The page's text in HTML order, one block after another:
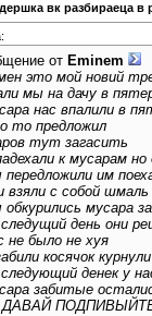
вк разбираеца в
от Eminem
это мой новий
мы на дачу в
нас впалили в
то предложил
тут загасить
к мусарам
им
взяли с собой
мусара
день они
не было не хуя
косячок
денек у
забитые
ДАВАЙ